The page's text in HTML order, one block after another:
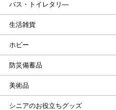
バス・トイレタリ―
生活雑貨
ホビー
防災備蓄品
美術品
シニアのお役立ちグッズ